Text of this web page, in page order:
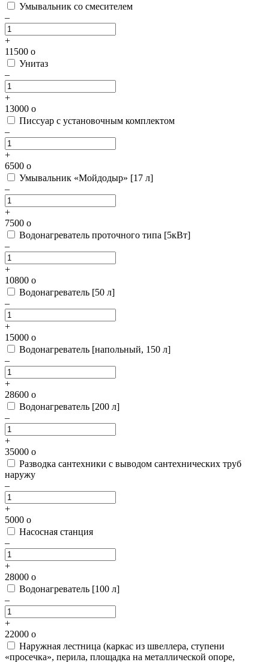
Умывальник со смесителем
–
+
11500 o
Унитаз
–
+
13000 o
Писсуар с установочным комплектом
–
+
6500 o
Умывальник «Мойдодыр» [17 л]
–
+
7500 o
Водонагреватель проточного типа [5кВт]
–
+
10800 o
Водонагреватель [50 л]
–
+
15000 o
Водонагреватель [напольный, 150 л]
–
+
28600 o
Водонагреватель [200 л]
–
+
35000 o
Разводка сантехники с выводом сантехнических труб
наружу
–
+
5000 o
Насосная станция
–
+
28000 o
Водонагреватель [100 л]
–
+
22000 o
Наружная лестница (каркас из швеллера, ступени
«просечка», перила, площадка на металлической опоре,